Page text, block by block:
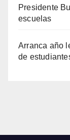
Presidente
escuelas
Arranca año
de